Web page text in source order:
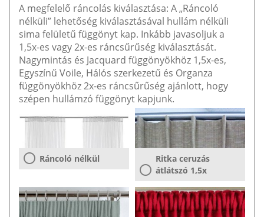
A megfelelő ráncolás kiválasztása: A „Ráncoló
nélküli” lehetőség kiválasztásával hullám nélküli
sima felületű függönyt kap. Inkább javasoljuk a
1,5x-es vagy 2x-es ráncsűrűség kiválasztását.
Nagymintás és Jacquard függönyökhöz 1,5x-es,
Egyszínű Voile, Hálós szerkezetű és Organza
függönyökhöz 2x-es ráncsűrűség ajánlott, hogy
szépen hullámzó függönyt kapjunk.
Ráncoló nélkül
Ritka ceruzás
átlátszó 1,5x